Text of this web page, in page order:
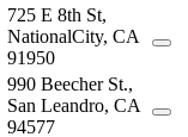
725 E 8th St,
NationalCity, CA
91950
990 Beecher St.,
San Leandro, CA
94577